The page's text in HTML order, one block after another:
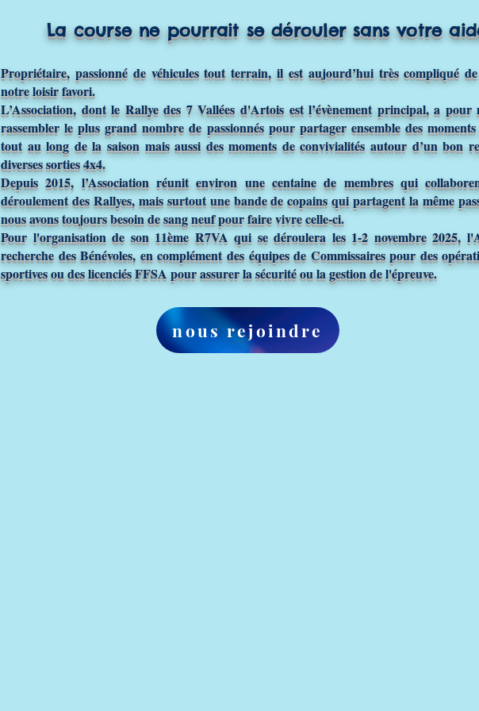
La course ne pourrait se dérouler sans votre
Propriétaire, passionné de véhicules tout terrain, il est aujourd’hui très compliqué
notre loisir favori.
L’Association, dont le Rallye des 7 Vallées d'Artois est l’évènement principal, a pour
rassembler le plus grand nombre de passionnés pour partager ensemble des
tout au long de la saison mais aussi des moments de convivialités autour d’un bon
diverses sorties 4x4.
Depuis 2015, l’Association réunit environ une centaine de membres qui
déroulement des Rallyes, mais surtout une bande de copains qui partagent la même
nous avons toujours besoin de sang neuf pour faire vivre celle-ci.
Pour l'organisation de son 11ème R7VA qui se déroulera les 1-2 novembre 2025,
recherche des Bénévoles, en complément des équipes de Commissaires pour des
sportives ou des licenciés FFSA pour assurer la sécurité ou la gestion de l'épreuve.
nous rejoindre